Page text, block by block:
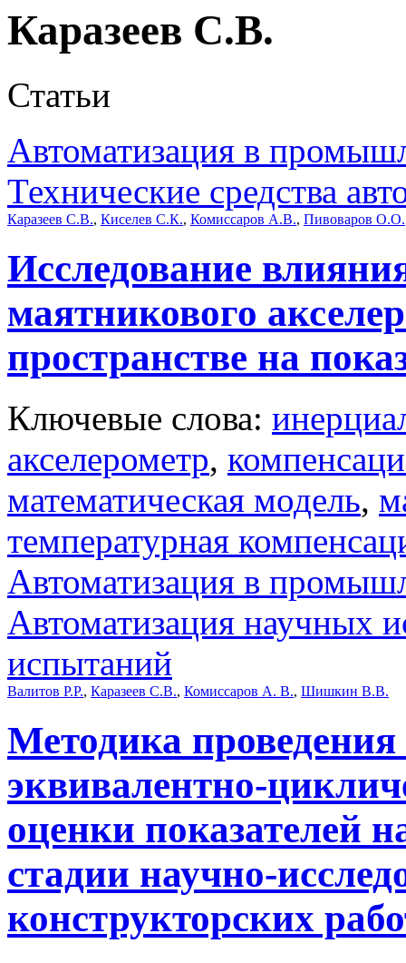
Каразеев С.В.
Статьи
Автоматизация в
Технические средства
Каразеев С.В., Киселев С.К., Комиссаров А.В., Пивоваров О.О.
Исследование
маятникового
пространстве на
Ключевые слова:
акселерометр,
математическая модель,
температурная
Автоматизация в
Автоматизация научных
испытаний
Валитов Р.Р., Каразеев С.В., Комиссаров А. В., Шишкин В.В.
Методика
эквивалентно-
оценки показателей
стадии научно-
конструкторских